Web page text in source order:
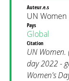
Auteur.e.s
UN Women
Pays
Global
Citation
UN
day 2022 -
Women's